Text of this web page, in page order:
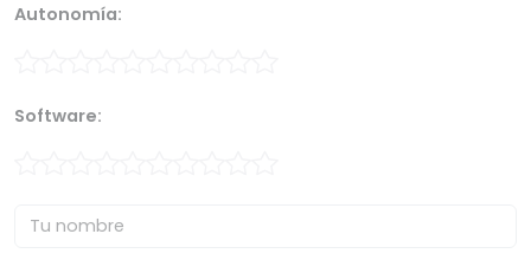
Autonomía:
Software: